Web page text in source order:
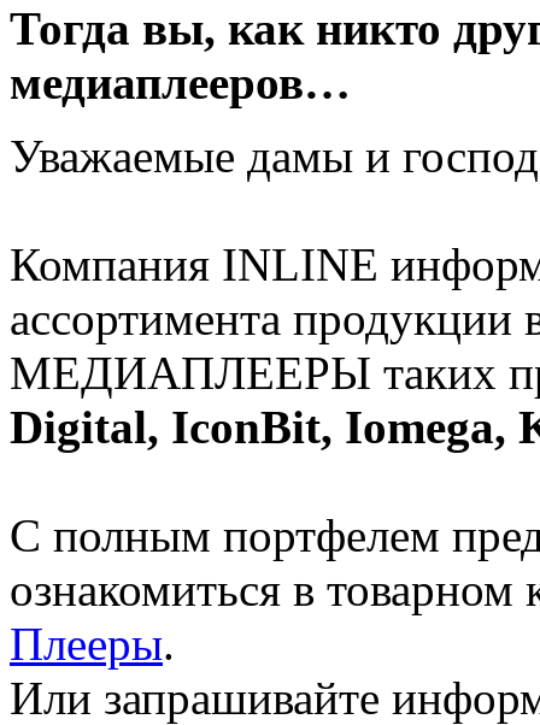
Тогда вы, как никто
медиаплееров…
Уважаемые дамы и
Компания INLINE
ассортимента продукции
МЕДИАПЛЕЕРЫ таких
Digital, IconBit, Iomega,
С полным портфелем
ознакомиться в товарном
Плееры.
Или запрашивайте